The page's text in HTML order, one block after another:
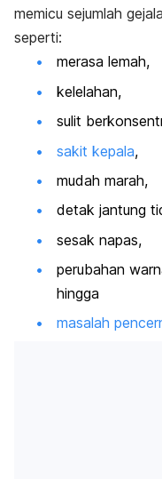
memicu sejumlah
seperti:
merasa lemah,
kelelahan,
sulit
sakit kepala,
mudah marah,
detak jantung
sesak napas,
perubahan
hingga
masalah